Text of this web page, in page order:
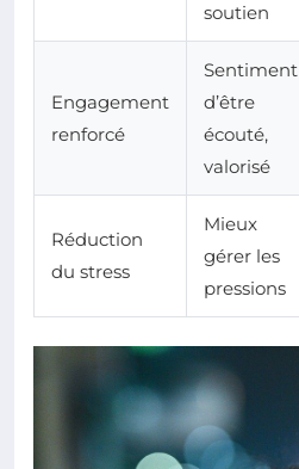
soutien
Engagement
renforcé
Sentiment
d’être
écouté,
valorisé
Réduction
du stress
Mieux
gérer les
pressions